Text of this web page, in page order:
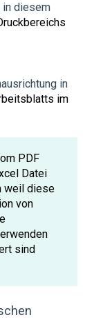
in diesem
in
im
PDF
Datei
weil diese
von
sind